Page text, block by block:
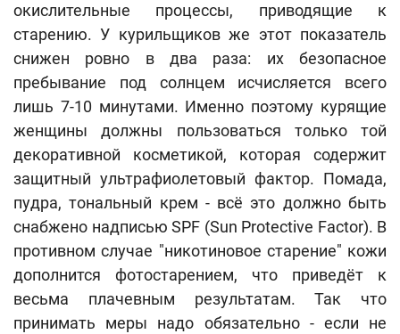
окислительные процессы, приводящие к
старению. У курильщиков же этот показатель
снижен ровно в два раза: их безопасное
пребывание под солнцем исчисляется всего
лишь 7-10 минутами. Именно поэтому курящие
женщины должны пользоваться только той
декоративной косметикой, которая содержит
защитный ультрафиолетовый фактор. Помада,
пудра, тональный крем - всё это должно быть
снабжено надписью SPF (Sun Protective Factor). В
противном случае "никотиновое старение" кожи
дополнится фотостарением, что приведёт к
весьма плачевным результатам. Так что
принимать меры надо обязательно - если не